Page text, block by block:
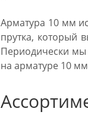
Арматура 10 мм
прутка, который
Периодически мы
на арматуре 10